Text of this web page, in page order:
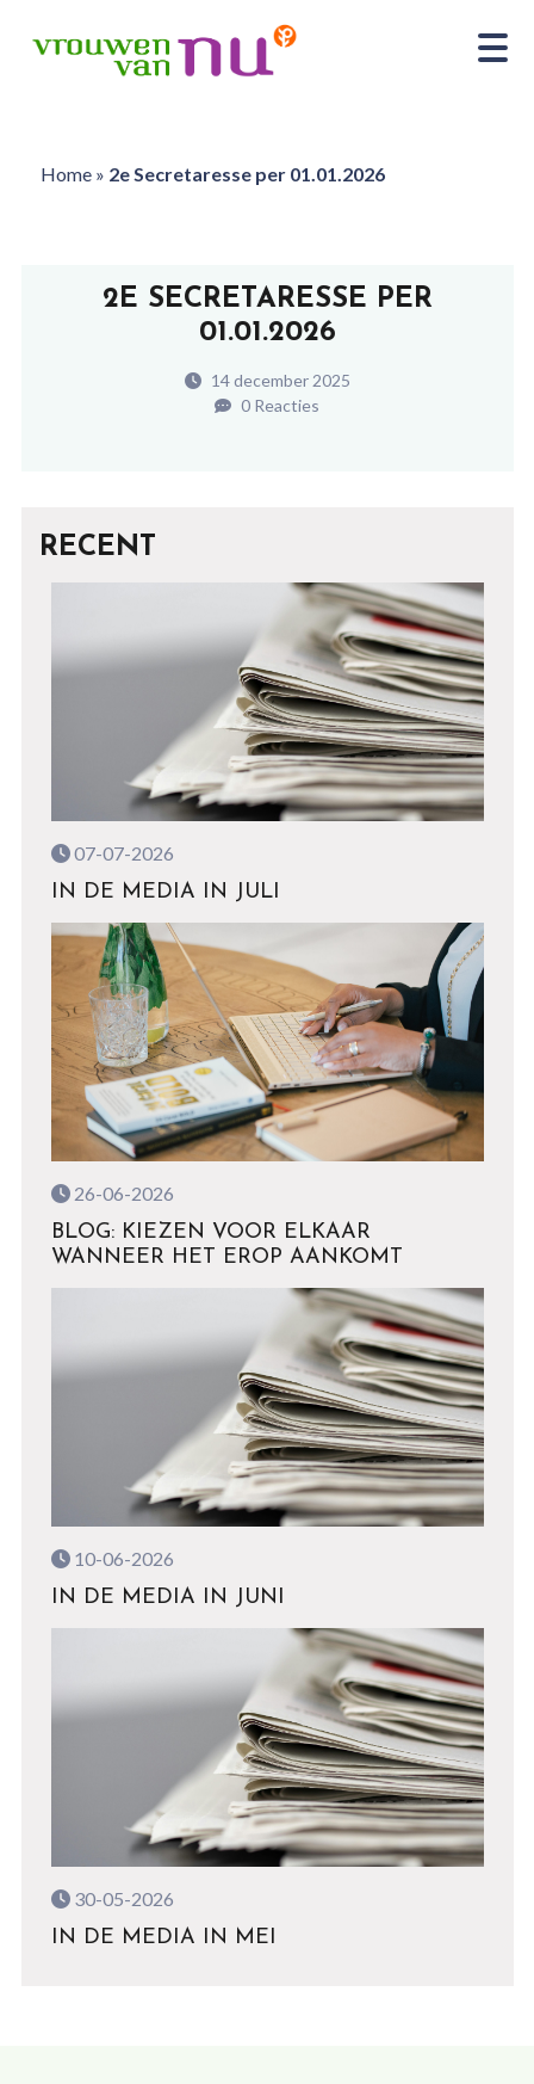
Home» 2e Secretaresse per 01.01.2026
2E SECRETARESSE PER
01.01.2026
14 december 2025
0 Reacties
RECENT
07-07-2026
IN DE MEDIA IN JULI
26-06-2026
BLOG: KIEZEN VOOR ELKAAR
WANNEER HET EROP AANKOMT
10-06-2026
IN DE MEDIA IN JUNI
30-05-2026
IN DE MEDIA IN MEI